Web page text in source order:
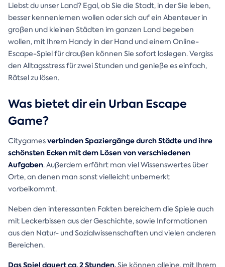
Liebst du unser Land? Egal, ob Sie die Stadt, in der Sie leben,
besser kennenlernen wollen oder sich auf ein Abenteuer in
großen und kleinen Städten im ganzen Land begeben
wollen, mit Ihrem Handy in der Hand und einem Online-
Escape-Spiel für draußen können Sie sofort loslegen. Vergiss
den Alltagsstress für zwei Stunden und genieße es einfach,
Rätsel zu lösen.
Was bietet dir ein Urban Escape
Game?
Citygamesverbinden Spaziergänge durch Städte und ihre
schönsten Ecken mit dem Lösen von verschiedenen
Aufgaben. Außerdem erfährt man viel Wissenswertes über
Orte, an denen man sonst vielleicht unbemerkt
vorbeikommt.
Neben den interessanten Fakten bereichern die Spiele auch
mit Leckerbissen aus der Geschichte, sowie Informationen
aus den Natur- und Sozialwissenschaften und vielen anderen
Bereichen.
Das Spiel dauert ca. 2 Stunden.Sie können alleine, mit Ihrem